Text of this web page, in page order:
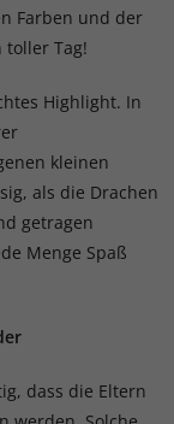
Farben und der
Tag!
Highlight. In
kleinen
als die Drachen
getragen
Menge Spaß
dass die Eltern